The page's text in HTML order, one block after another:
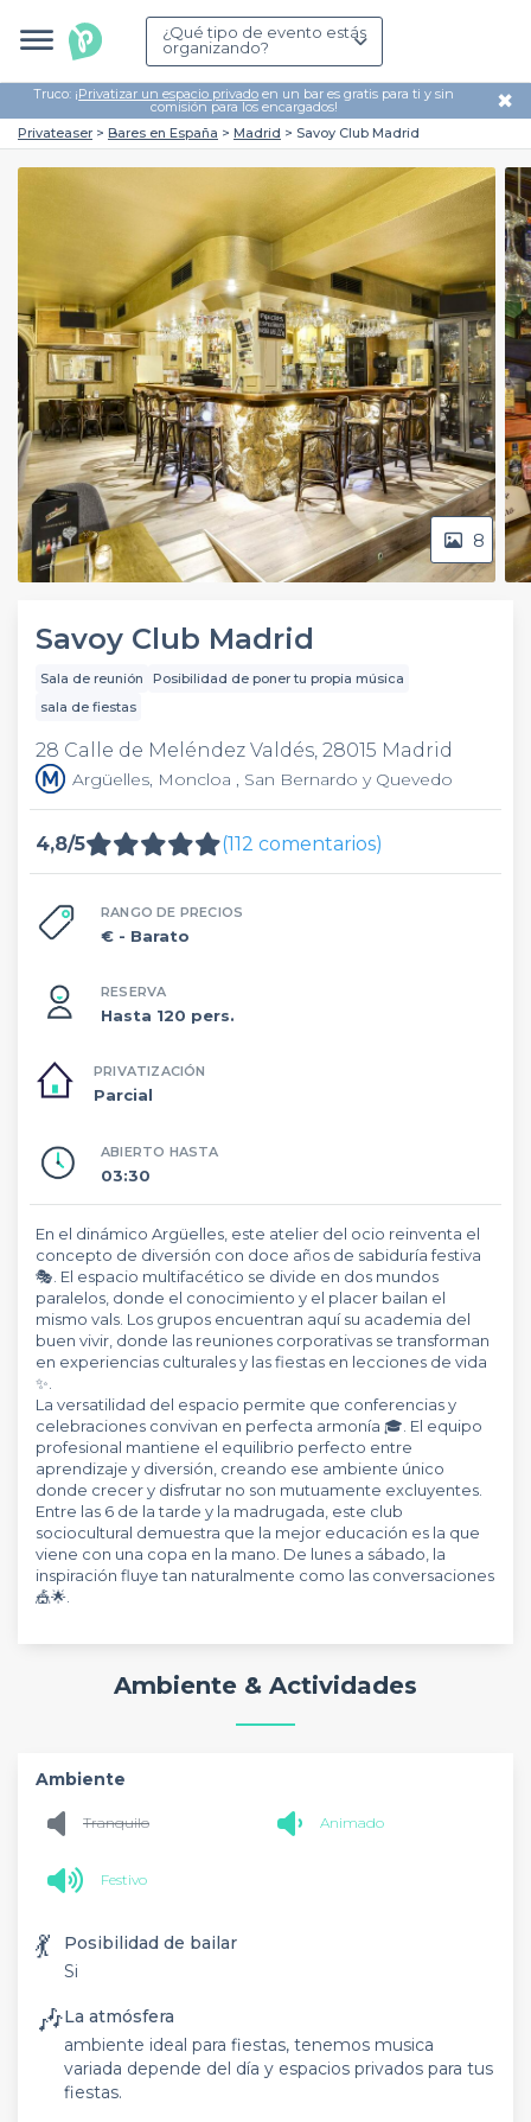
¿Qué tipo de evento estás
organizando?
Truco: ¡Privatizar un espacio privado en un bar es gratis para ti y sin
comisión para los encargados! ✖
Privateaser Bares en España Madrid Savoy Club Madrid
8
Savoy Club Madrid
Sala de reunión
Posibilidad de poner tu propia música
sala de fiestas
28 Calle de Meléndez Valdés, 28015 Madrid
Argüelles, Moncloa , San Bernardo y Quevedo
4,8/5 (112 comentarios)
RANGO DE PRECIOS
€ - Barato
RESERVA
Hasta 120 pers.
PRIVATIZACIÓN
Parcial
ABIERTO HASTA
03:30
En el dinámico Argüelles, este atelier del ocio reinventa el
concepto de diversión con doce años de sabiduría festiva
🎭. El espacio multifacético se divide en dos mundos
paralelos, donde el conocimiento y el placer bailan el
mismo vals. Los grupos encuentran aquí su academia del
buen vivir, donde las reuniones corporativas se transforman
en experiencias culturales y las fiestas en lecciones de vida
✨.
La versatilidad del espacio permite que conferencias y
celebraciones convivan en perfecta armonía 🎓. El equipo
profesional mantiene el equilibrio perfecto entre
aprendizaje y diversión, creando ese ambiente único
donde crecer y disfrutar no son mutuamente excluyentes.
Entre las 6 de la tarde y la madrugada, este club
sociocultural demuestra que la mejor educación es la que
viene con una copa en la mano. De lunes a sábado, la
inspiración fluye tan naturalmente como las conversaciones
🎪🌟.
Ambiente & Actividades
Ambiente
Tranquilo Animado
Festivo
💃
Posibilidad de bailar
Si
🎶La atmósfera
ambiente ideal para fiestas, tenemos musica
variada depende del día y espacios privados para tus
fiestas.